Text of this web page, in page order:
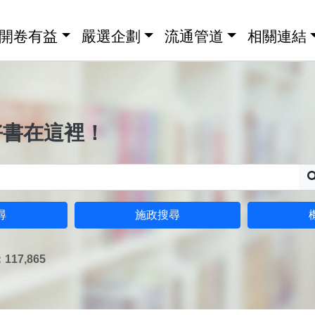
卷有益 嚴選企劃 流通管道 相關連結
在這裡！
施政搜尋
117,865